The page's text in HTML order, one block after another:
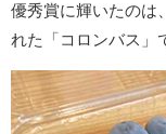
優秀賞に輝いたのは、
れた「コロンバス」